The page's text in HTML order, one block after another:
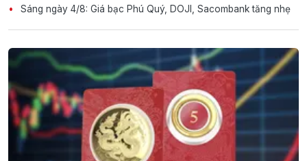
Sáng ngày 4/8: Giá bạc Phú Quý, DOJI, Sacombank tăng nhẹ